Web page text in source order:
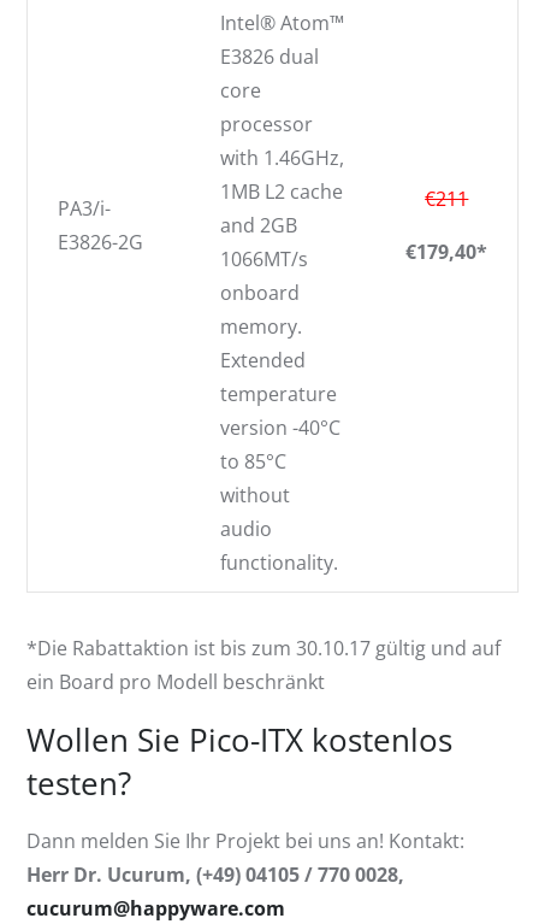
PA3/i-
E3826-2G
Intel® Atom™
E3826 dual
core
processor
with 1.46GHz,
1MB L2 cache
and 2GB
1066MT/s
onboard
memory.
Extended
temperature
version -40°C
to 85°C
without
audio
functionality.
€211
€179,40*
*Die Rabattaktion ist bis zum 30.10.17 gültig und auf
ein Board pro Modell beschränkt
Wollen Sie Pico-ITX kostenlos
testen?
Dann melden Sie Ihr Projekt bei uns an! Kontakt:
Herr Dr. Ucurum, (+49) 04105 / 770 0028,
cucurum@happyware.com